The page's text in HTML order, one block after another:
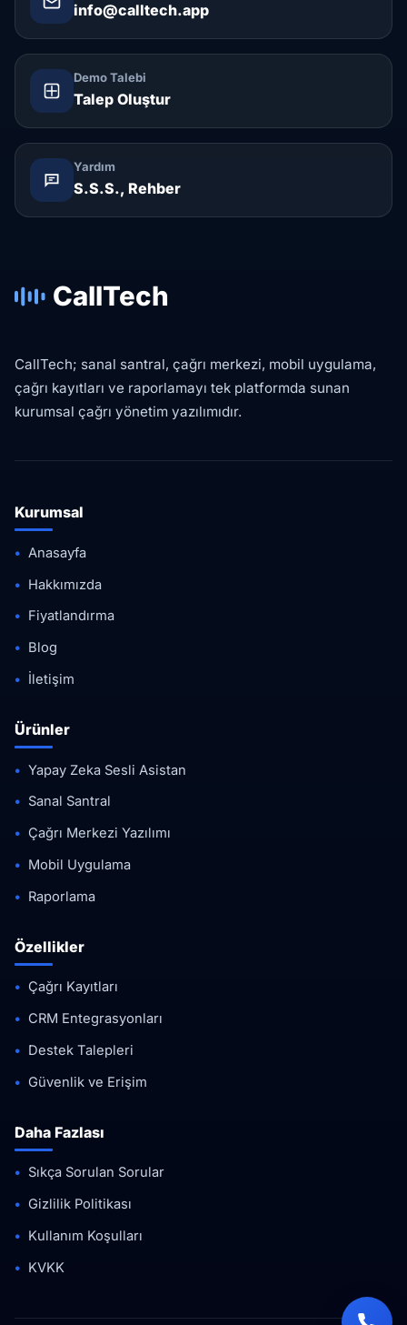
info@calltech.app
Demo Talebi
Talep Oluştur
Yardım
S.S.S., Rehber
CallTech
CallTech; sanal santral, çağrı merkezi, mobil uygulama,
çağrı kayıtları ve raporlamayı tek platformda sunan
kurumsal çağrı yönetim yazılımıdır.
Kurumsal
Anasayfa
Hakkımızda
Fiyatlandırma
Blog
İletişim
Ürünler
Yapay Zeka Sesli Asistan
Sanal Santral
Çağrı Merkezi Yazılımı
Mobil Uygulama
Raporlama
Özellikler
Çağrı Kayıtları
CRM Entegrasyonları
Destek Talepleri
Güvenlik ve Erişim
Daha Fazlası
Sıkça Sorulan Sorular
Gizlilik Politikası
Kullanım Koşulları
KVKK